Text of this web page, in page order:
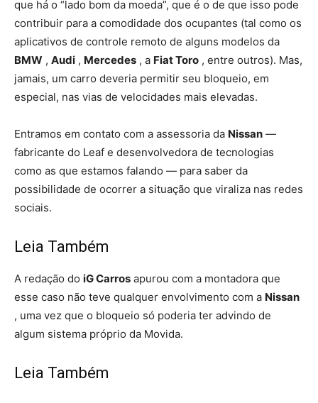
que há o “lado bom da moeda”, que é o de que isso pode
contribuir para a comodidade dos ocupantes (tal como os
aplicativos de controle remoto de alguns modelos da
BMW , Audi , Mercedes , a Fiat Toro , entre outros). Mas,
jamais, um carro deveria permitir seu bloqueio, em
especial, nas vias de velocidades mais elevadas.
Entramos em contato com a assessoria da Nissan —
fabricante do Leaf e desenvolvedora de tecnologias
como as que estamos falando — para saber da
possibilidade de ocorrer a situação que viraliza nas redes
sociais.
Leia Também
A redação do iG Carros apurou com a montadora que
esse caso não teve qualquer envolvimento com a Nissan
, uma vez que o bloqueio só poderia ter advindo de
algum sistema próprio da Movida.
Leia Também